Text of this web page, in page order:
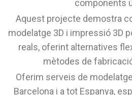
components
Aquest projecte demostra
modelatge 3D i impressió 3D
reals, oferint alternatives
mètodes de
Oferim serveis de
Barcelona i a tot Espanya,